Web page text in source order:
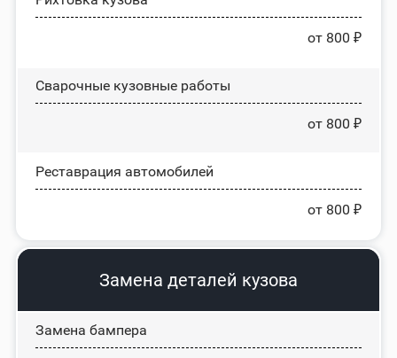
от 800 ₽
Сварочные кузовные работы
от 800 ₽
Реставрация автомобилей
от 800 ₽
Замена деталей кузова
Замена бампера